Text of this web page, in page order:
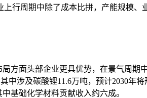
行周期中除了成本比拼，产能规模、
方面头部企业更具优势，在景气周期
涉及碳酸锂11.6万吨，预计2030年将
基础化学材料贡献收入约六成。